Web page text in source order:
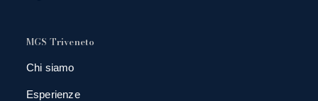
MGS Triveneto
Chi siamo
Esperienze